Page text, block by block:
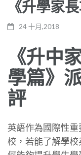
《升學家
24 十月,2018
《升中
學篇》
評
英語作為國際性
校，若能了解學